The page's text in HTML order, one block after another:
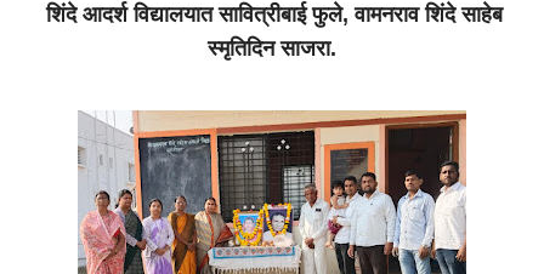
शिंदे आदर्श विद्यालयात सावित्रीबाई फुले, वामनराव शिंदे साहेब
स्मृतिदिन साजरा.